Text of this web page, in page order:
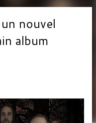
nouvel
album